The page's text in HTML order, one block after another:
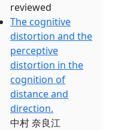
reviewed
The cognitive
distortion and the
perceptive
distortion in the
cognition of
distance and
direction.
中村 奈良江